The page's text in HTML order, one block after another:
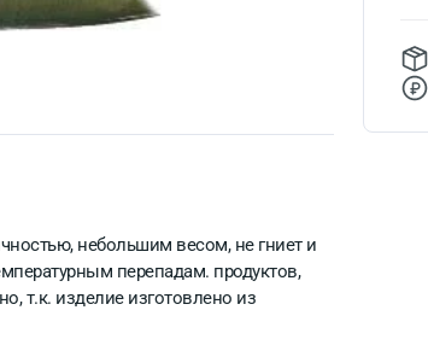
небольшим весом, не гниет и
перепадам. продуктов,
т.к. изделие изготовлено из